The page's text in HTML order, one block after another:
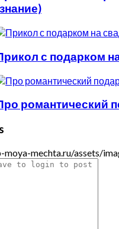
с подарком
романтический